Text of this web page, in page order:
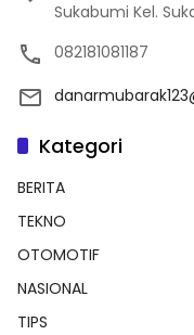
Sukabumi Kel.
082181081187
Kategori
BERITA
TEKNO
OTOMOTIF
NASIONAL
TIPS